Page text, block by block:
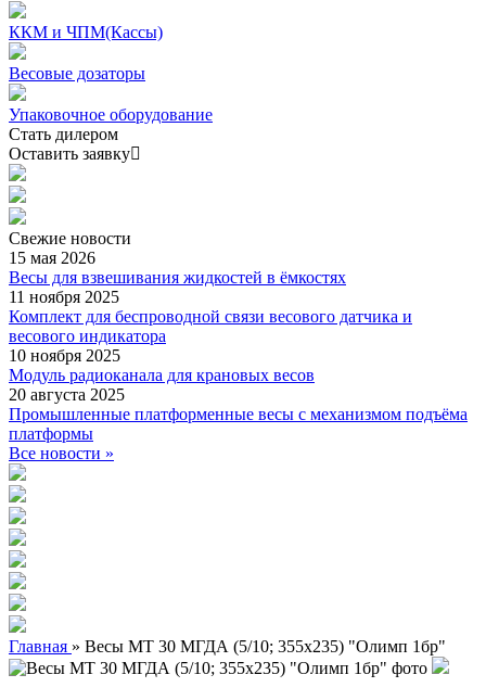
ККМ и ЧПМ(Кассы)
Весовые дозаторы
Упаковочное оборудование
Стать дилером
Оставить заявку
Свежие новости
15 мая 2026
Весы для взвешивания жидкостей в ёмкостях
11 ноября 2025
Комплект для беспроводной связи весового датчика и
весового индикатора
10 ноября 2025
Модуль радиоканала для крановых весов
20 августа 2025
Промышленные платформенные весы с механизмом подъёма
платформы
Все новости »
Главная » Весы МТ 30 МГДА (5/10; 355х235) "Олимп 1бр"